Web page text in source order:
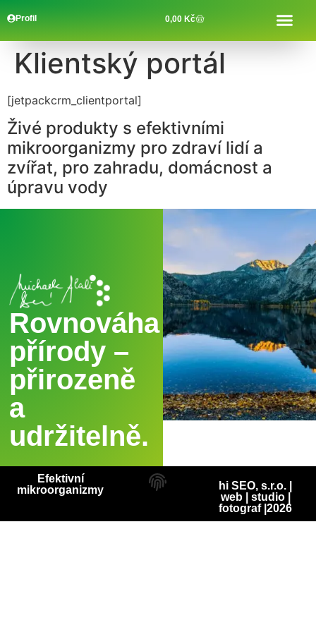
0,00 Kč
Profil
Klientský portál
[jetpackcrm_clientportal]
Živé produkty s efektivními
mikroorganizmy pro zdraví lidí a
zvířat, pro zahradu, domácnost a
úpravu vody
Rovnováha
přírody –
přirozeně
a
udržitelně.
hi SEO, s.r.o. |
web| studio|
fotograf|2026
Efektivní
mikroorganizmy